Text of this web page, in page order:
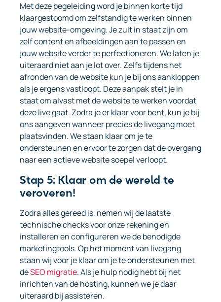
Met deze begeleiding word je binnen korte tijd
klaargestoomd om zelfstandig te werken binnen
jouw website-omgeving. Je zult in staat zijn om
zelf content en afbeeldingen aan te passen en
jouw website verder te perfectioneren. We laten je
uiteraard niet aan je lot over. Zelfs tijdens het
afronden van de website kun je bij ons aankloppen
als je ergens vastloopt. Deze aanpak stelt je in
staat om alvast met de website te werken voordat
deze live gaat. Zodra je er klaar voor bent, kun je bij
ons aangeven wanneer precies de livegang moet
plaatsvinden. We staan klaar om je te
ondersteunen en ervoor te zorgen dat de overgang
naar een actieve website soepel verloopt.
Stap 5: Klaar om de wereld te
veroveren!
Zodra alles gereed is, nemen wij de laatste
technische checks voor onze rekening en
installeren en configureren we de benodigde
marketingtools. Op het moment van livegang
staan wij voor je klaar om je te ondersteunen met
deSEO migratie. Als je hulp nodig hebt bij het
inrichten van de hosting, kunnen we je daar
uiteraard bij assisteren.